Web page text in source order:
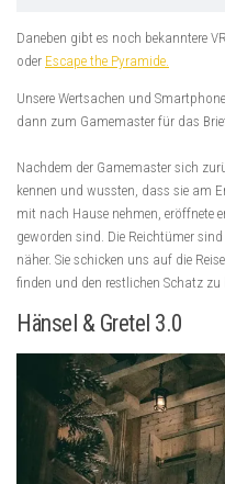
Daneben gibt es noch bekanntere
oder Escape the Pyramide.
Unsere Wertsachen und
dann zum Gamemaster für das
Nachdem der Gamemaster sich
kennen und wussten, dass sie am
mit nach Hause nehmen, eröffnete
geworden sind. Die Reichtümer
näher. Sie schicken uns auf die
finden und den restlichen Schatz zu
Hänsel & Gretel 3.0